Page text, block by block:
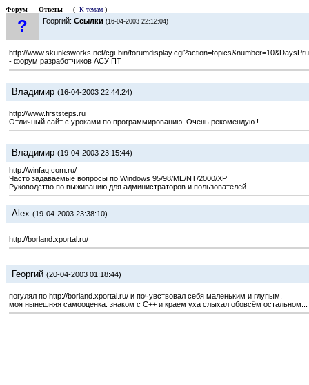
Форум — Ответы ( К темам )
? Георгий: Ссылки (16-04-2003 22:12:04)
http://www.skunksworks.net/cgi-bin/
- форум разработчиков АСУ ПТ
Владимир (16-04-2003 22:44:24)
http://www.firststeps.ru
Отличный сайт с уроками по программированию. Очень рекомендую !
Владимир (19-04-2003 23:15:44)
http://winfaq.com.ru/
Часто задаваемые вопросы по Windows 95/98/ME/NT/2000/XP
Руководство по выживанию для администраторов и пользователей
Alex (19-04-2003 23:38:10)
http://borland.xportal.ru/
Георгий (20-04-2003 01:18:44)
погулял по http://borland.xportal.ru/ и почувствовал себя маленьким и глупым.
моя нынешняя самооценка: знаком с C++ и краем уха слыхал обовсём остальном...